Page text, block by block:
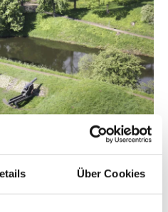
Über Cookies
über den Kleinen Belt in
Fredericia. Das Zentrum
angelegt. Es